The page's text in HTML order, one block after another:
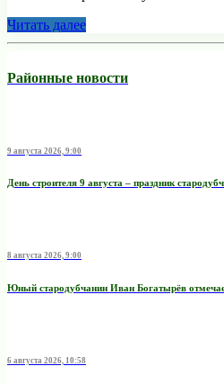
Читать далее
Районные новости
9 августа 2026, 9:00
День строителя 9 августа – праздник
8 августа 2026, 9:00
Юный стародубчанин Иван Богатырёв
6 августа 2026, 10:58